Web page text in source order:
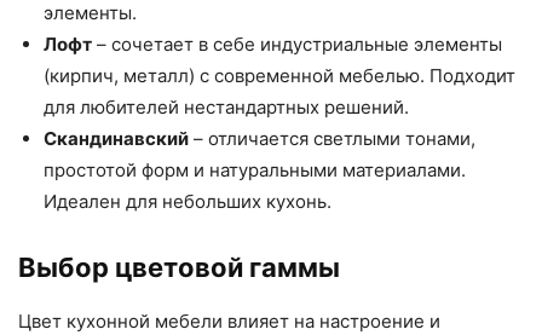
элементы.
Лофт – сочетает в себе индустриальные элементы
(кирпич, металл) с современной мебелью. Подходит
для любителей нестандартных решений.
Скандинавский – отличается светлыми тонами,
простотой форм и натуральными материалами.
Идеален для небольших кухонь.
Выбор цветовой гаммы
Цвет кухонной мебели влияет на настроение и